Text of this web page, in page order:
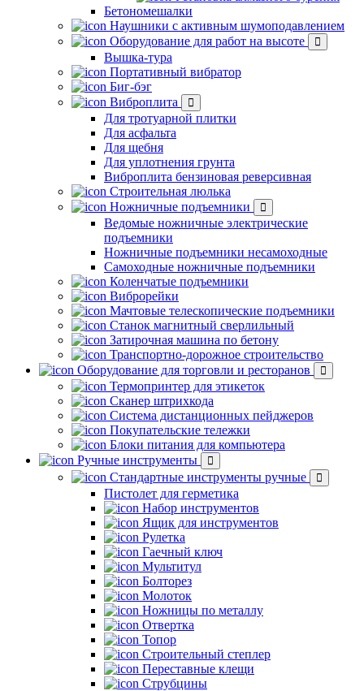
Бетономешалки
Наушники с активным шумоподавлением
Оборудование для работ на высоте
Вышка-тура
Портативный вибратор
Биг-бэг
Виброплита
Для тротуарной плитки
Для асфальта
Для щебня
Для уплотнения грунта
Виброплита бензиновая реверсивная
Строительная люлька
Ножничные подъемники
Ведомые ножничные электрические
подъемники
Ножничные подъемники несамоходные
Самоходные ножничные подъемники
Коленчатые подъемники
Виброрейки
Мачтовые телескопические подъемники
Станок магнитный сверлильный
Затирочная машина по бетону
Транспортно-дорожное строительство
Оборудование для торговли и ресторанов
Термопринтер для этикеток
Сканер штрихкода
Система дистанционных пейджеров
Покупательские тележки
Блоки питания для компьютера
Ручные инструменты
Стандартные инструменты ручные
Пистолет для герметика
Набор инструментов
Ящик для инструментов
Рулетка
Гаечный ключ
Мультитул
Болторез
Молоток
Ножницы по металлу
Отвертка
Топор
Строительный степлер
Переставные клещи
Струбцины